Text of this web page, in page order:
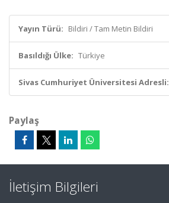
Yayın Türü: Bildiri / Tam Metin Bildiri
Basıldığı Ülke: Türkiye
Sivas Cumhuriyet Üniversitesi Adresli:
Paylaş
İletişim Bilgileri